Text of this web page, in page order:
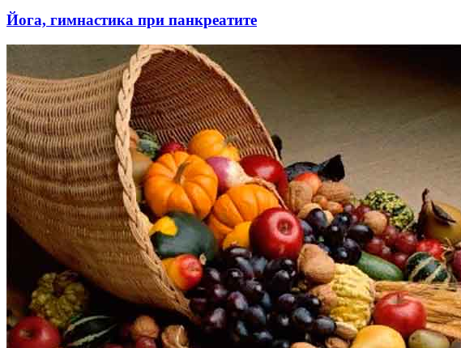
Йога, гимнастика при панкреатите